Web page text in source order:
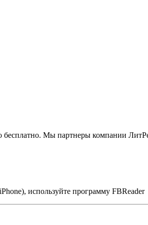
бесплатно. Мы партнеры компании
используйте программу FBReader